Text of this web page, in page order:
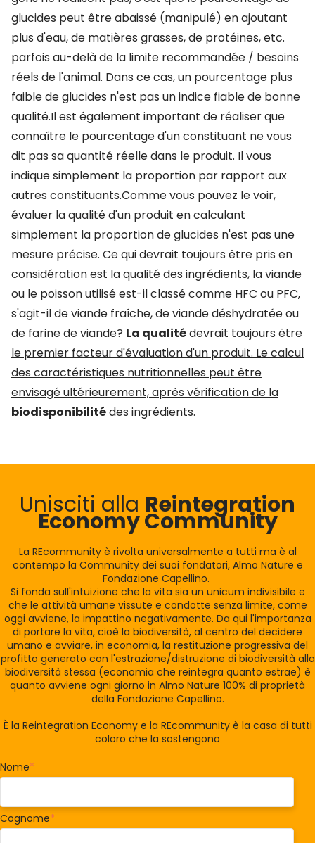
glucides peut être abaissé (manipulé) en ajoutant
plus d'eau, de matières grasses, de protéines, etc.
parfois au-delà de la limite recommandée / besoins
réels de l'animal. Dans ce cas, un pourcentage plus
faible de glucides n'est pas un indice fiable de bonne
qualité.Il est également important de réaliser que
connaître le pourcentage d'un constituant ne vous
dit pas sa quantité réelle dans le produit. Il vous
indique simplement la proportion par rapport aux
autres constituants.Comme vous pouvez le voir,
évaluer la qualité d'un produit en calculant
simplement la proportion de glucides n'est pas une
mesure précise. Ce qui devrait toujours être pris en
considération est la qualité des ingrédients, la viande
ou le poisson utilisé est-il classé comme HFC ou PFC,
s'agit-il de viande fraîche, de viande déshydratée ou
de farine de viande? La qualitédevrait toujours être
le premier facteur d'évaluation d'un produit. Le calcul
des caractéristiques nutritionnelles peut être
envisagé ultérieurement, après vérification de la
biodisponibilitédes ingrédients.
Unisciti alla Reintegration
Economy Community
La REcommunity è rivolta universalmente a tutti ma è al
contempo la Community dei suoi fondatori, Almo Nature e
Fondazione Capellino.
Si fonda sull'intuizione che la vita sia un unicum indivisibile e
che le attività umane vissute e condotte senza limite, come
oggi avviene, la impattino negativamente. Da qui l'importanza
di portare la vita, cioè la biodiversità, al centro del decidere
umano e avviare, in economia, la restituzione progressiva del
profitto generato con l'estrazione/distruzione di biodiversità alla
biodiversità stessa (economia che reintegra quanto estrae) è
quanto avviene ogni giorno in Almo Nature 100% di proprietà
della Fondazione Capellino.
È la Reintegration Economy e la REcommunity è la casa di tutti
coloro che la sostengono
Nome*
Cognome*